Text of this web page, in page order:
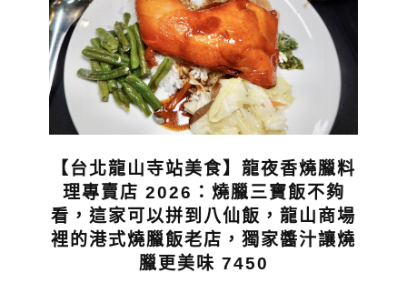
【台北龍山寺站美食】龍夜香燒臘料
理專賣店 2026：燒臘三寶飯不夠
看，這家可以拼到八仙飯，龍山商場
裡的港式燒臘飯老店，獨家醬汁讓燒
臘更美味 7450